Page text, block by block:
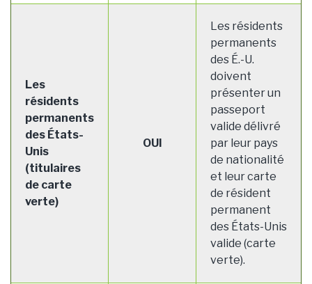
Les
résidents
permanents
des États-
Unis
(titulaires
de carte
verte)
OUI
Les résidents
permanents
des É.-U.
doivent
présenter un
passeport
valide délivré
par leur pays
de nationalité
et leur carte
de résident
permanent
des États-Unis
valide (carte
verte).